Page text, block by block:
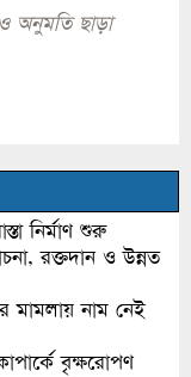
অনুমতি ছাড়া
নির্মাণ শুরু
রক্তদান ও উন্নত
নাম নেই
বৃক্ষরোপণ